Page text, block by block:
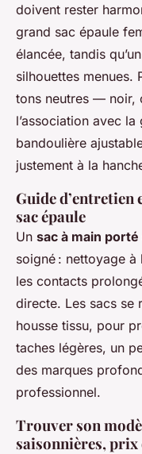
doivent rester
grand sac épaule
élancée, tandis
silhouettes menues.
tons neutres —
l’association avec
bandoulière
justement à la
Guide d’entretien
sac épaule
Un sac à main
soigné : nettoyage à
les contacts
directe. Les sacs se
housse tissu, pour
taches légères, un
des marques
professionnel.
Trouver son
saisonnières,